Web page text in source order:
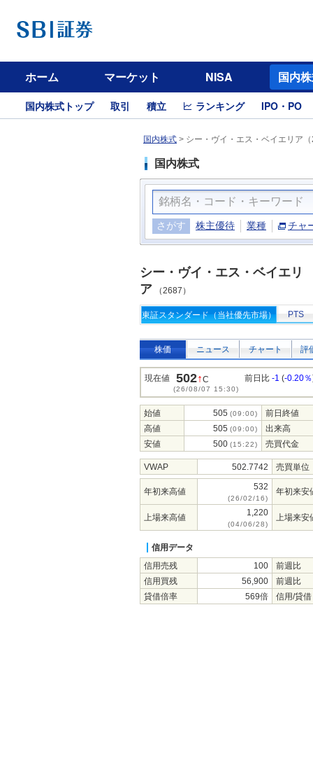
ホーム マーケット NISA 国内
国内株式トップ 取引 積立 ランキング IPO・PO
国内株式 > シー・ヴイ・エス・ベイエリア
国内株式
さがす 株主優待 業種 チャ
シー・ヴイ・エス・ベイエリ
ア （2687）
東証スタンダード（当社優先市場） PTS
株価 ニュース チャート 評
現在値 502↑C
(26/08/07 15:30)
前日比 -1 (-0.20％
始値 505 (09:00)
前日終値
高値
505 (09:00)
出来高
安値
500 (15:22) 売買代金
VWAP 502.7742 売買単位
年初来高値 532
(26/02/16)
年初来安
上場来高値 1,220
(04/06/28)
上場来安
信用データ
信用売残
100
前週比
信用買残
56,900
前週比
貸借倍率
569倍 信用/貸借